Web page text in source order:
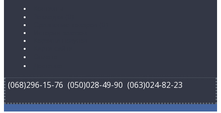
(068)296-15-76 (050)028-49-90 (063)024-82-23